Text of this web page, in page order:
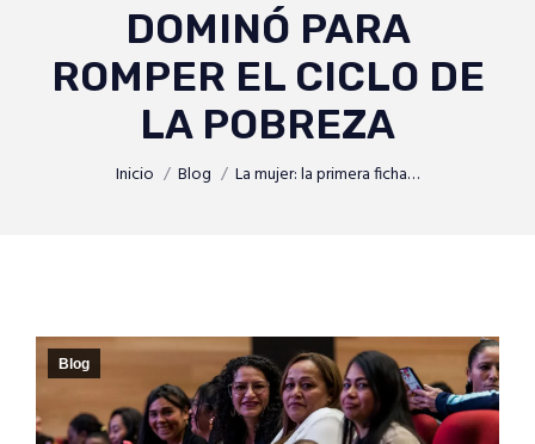
DOMINÓ PARA
ROMPER EL CICLO DE
LA POBREZA
Estás aquí:
Inicio Blog La mujer: la primera ficha…
Blog